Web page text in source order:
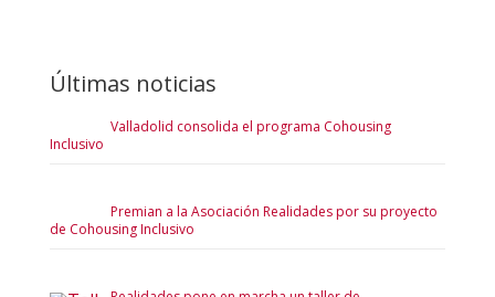
Últimas noticias
Valladolid consolida el programa Cohousing
Inclusivo
Premian a la Asociación Realidades por su proyecto
de Cohousing Inclusivo